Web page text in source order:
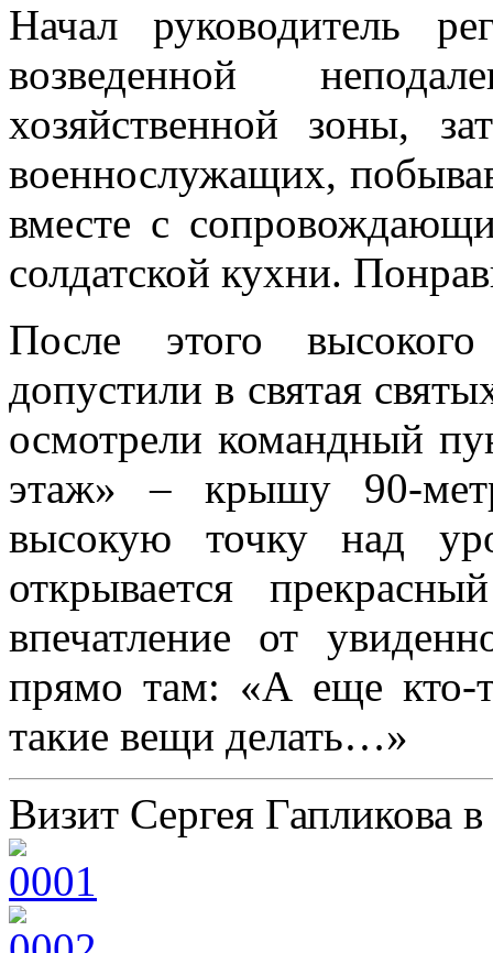
Начал руководитель
возведенной
хозяйственной зоны,
военнослужащих,
вместе с
солдатской кухни.
После этого
допустили в святая
осмотрели командный
этаж» – крышу 90-
высокую точку над
открывается
впечатление от
прямо там: «А еще кто-
такие вещи делать…»
Визит Сергея Гапликова